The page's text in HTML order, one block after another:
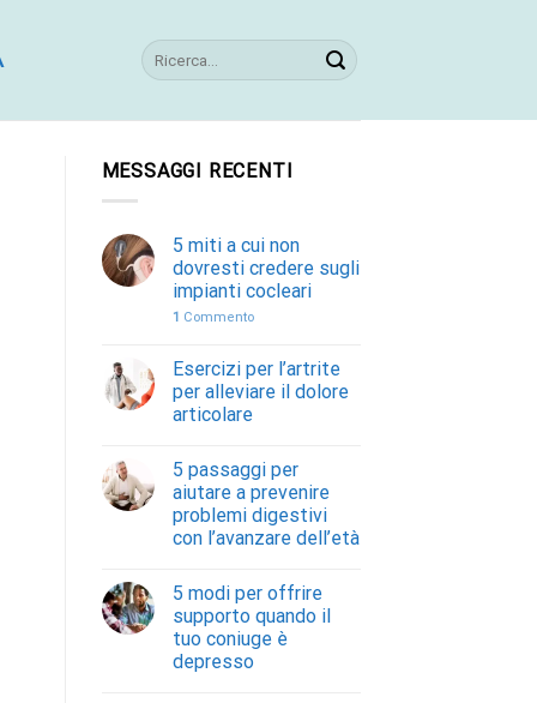
MESSAGGI RECENTI
5 miti a cui non
dovresti credere sugli
impianti cocleari
1 Commento
Esercizi per l’artrite
per alleviare il dolore
articolare
5 passaggi per
aiutare a prevenire
problemi digestivi
con l’avanzare dell’età
5 modi per offrire
supporto quando il
tuo coniuge è
depresso